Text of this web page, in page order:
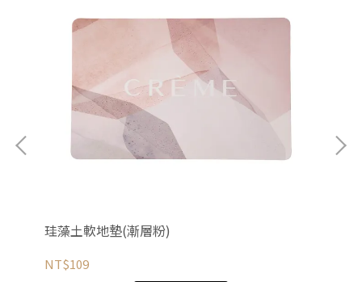
珪藻土軟地墊(漸層粉)
NT$109